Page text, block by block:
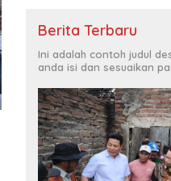
Berita Terbaru
Ini adalah contoh judul
anda isi dan sesuaikan